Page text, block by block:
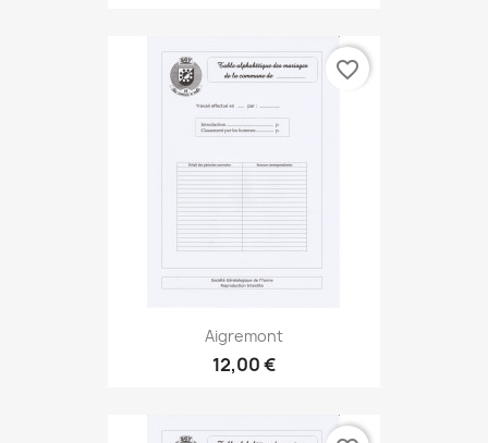
Aigremont
12,00 €
favorite_border